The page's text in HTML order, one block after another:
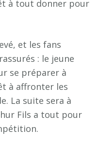
à tout donner pour
et les fans
: le jeune
se préparer à
à affronter les
La suite sera à
Fils a tout pour